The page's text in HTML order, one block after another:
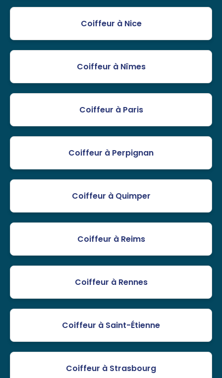
Coiffeur à Nice
Coiffeur à Nîmes
Coiffeur à Paris
Coiffeur à Perpignan
Coiffeur à Quimper
Coiffeur à Reims
Coiffeur à Rennes
Coiffeur à Saint-Étienne
Coiffeur à Strasbourg